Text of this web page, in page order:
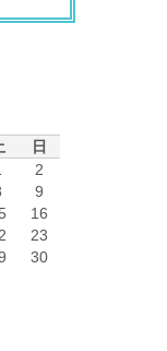
日
2
9
16
23
30